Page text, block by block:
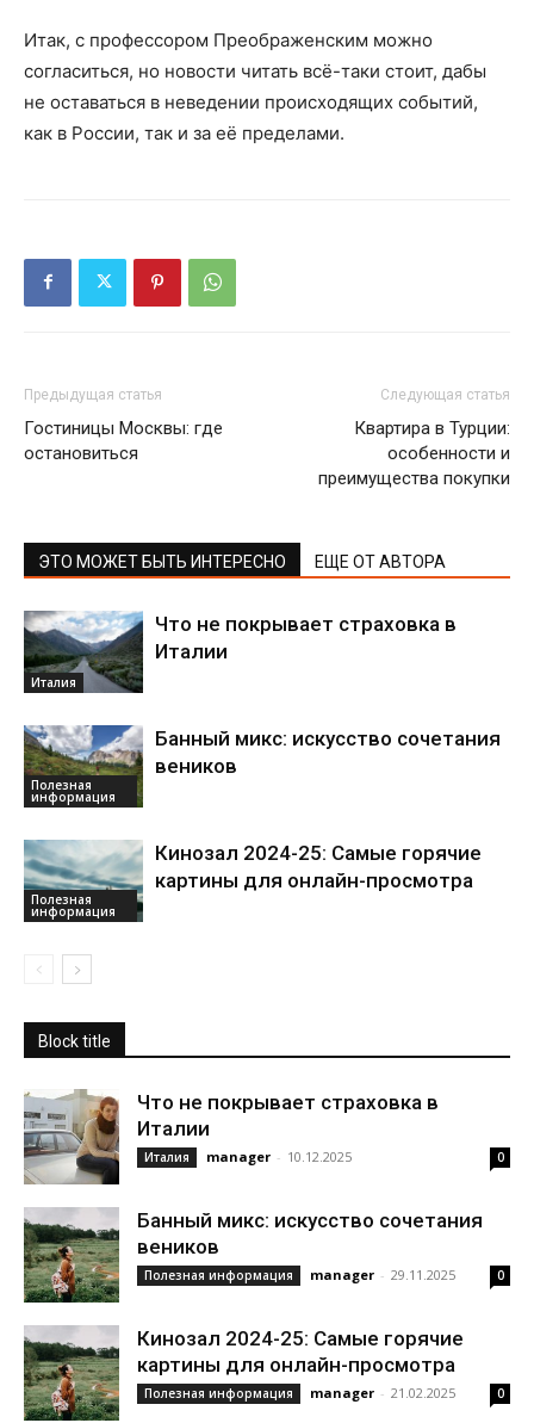
Итак, с профессором Преображенским можно
согласиться, но новости читать всё-таки стоит, дабы
не оставаться в неведении происходящих событий,
как в России, так и за её пределами.
Предыдущая статья
Гостиницы Москвы: где
остановиться
Следующая статья
Квартира в Турции:
особенности и
преимущества покупки
ЭТО МОЖЕТ БЫТЬ ИНТЕРЕСНО ЕЩЕ ОТ АВТОРА
Италия
Что не покрывает страховка в
Италии
Полезная
информация
Банный микс: искусство сочетания
веников
Полезная
информация
Кинозал 2024-25: Самые горячие
картины для онлайн-просмотра
Block title
Что не покрывает страховка в
Италии
Италия manager - 10.12.2025 0
Банный микс: искусство сочетания
веников
Полезная информация manager - 29.11.2025 0
Кинозал 2024-25: Самые горячие
картины для онлайн-просмотра
Полезная информация manager - 21.02.2025 0